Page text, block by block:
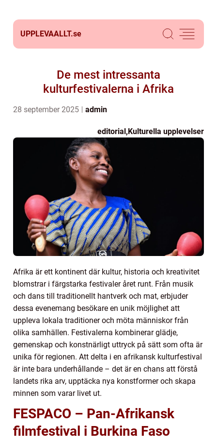
UPPLEVAALLT.se
De mest intressanta
kulturfestivalerna i Afrika
28 september 2025 admin
editorial,Kulturella upplevelser
Afrika är ett kontinent där kultur, historia och kreativitet
blomstrar i färgstarka festivaler året runt. Från musik
och dans till traditionellt hantverk och mat, erbjuder
dessa evenemang besökare en unik möjlighet att
uppleva lokala traditioner och möta människor från
olika samhällen. Festivalerna kombinerar glädje,
gemenskap och konstnärligt uttryck på sätt som ofta är
unika för regionen. Att delta i en afrikansk kulturfestival
är inte bara underhållande – det är en chans att förstå
landets rika arv, upptäcka nya konstformer och skapa
minnen som varar livet ut.
FESPACO – Pan-Afrikansk
filmfestival i Burkina Faso